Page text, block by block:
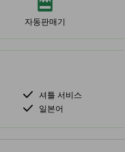
자동판매기
셔틀 서비스
일본어